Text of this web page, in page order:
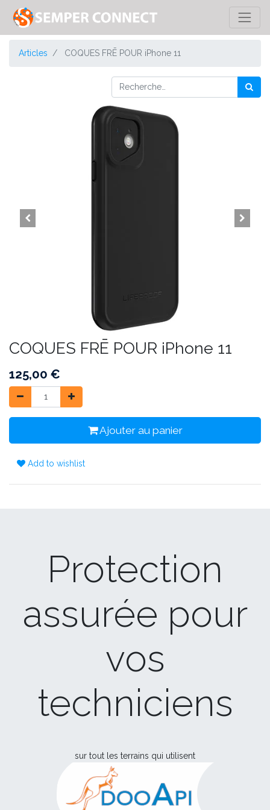
Articles COQUES FRĒ POUR iPhone 11
COQUES FRĒ POUR iPhone 11
125,00 €
Ajouter au panier
Add to wishlist
Protection
assurée pour
vos
techniciens
sur tout les terrains qui utilisent